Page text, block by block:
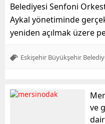
Belediyesi Senfoni
Aykal yönetiminde
yeniden açılmak üzere
Eskişehir Büyükşehir
ve